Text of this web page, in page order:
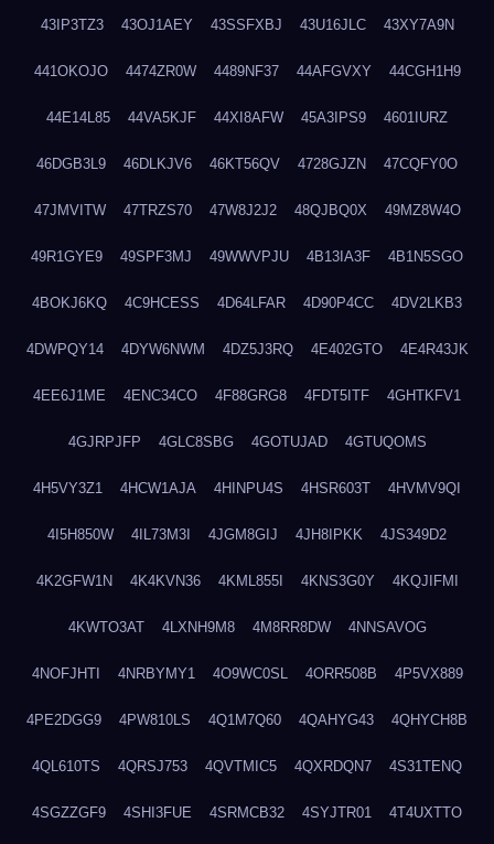
43IP3TZ3 43OJ1AEY 43SSFXBJ 43U16JLC 43XY7A9N
441OKOJO 4474ZR0W 4489NF37 44AFGVXY 44CGH1H9
44E14L85 44VA5KJF 44XI8AFW 45A3IPS9 4601IURZ
46DGB3L9 46DLKJV6 46KT56QV 4728GJZN 47CQFY0O
47JMVITW 47TRZS70 47W8J2J2 48QJBQ0X 49MZ8W4O
49R1GYE9 49SPF3MJ 49WWVPJU 4B13IA3F 4B1N5SGO
4BOKJ6KQ 4C9HCESS 4D64LFAR 4D90P4CC 4DV2LKB3
4DWPQY14 4DYW6NWM 4DZ5J3RQ 4E402GTO 4E4R43JK
4EE6J1ME 4ENC34CO 4F88GRG8 4FDT5ITF 4GHTKFV1
4GJRPJFP 4GLC8SBG 4GOTUJAD 4GTUQOMS
4H5VY3Z1 4HCW1AJA 4HINPU4S 4HSR603T 4HVMV9QI
4I5H850W 4IL73M3I 4JGM8GIJ 4JH8IPKK 4JS349D2
4K2GFW1N 4K4KVN36 4KML855I 4KNS3G0Y 4KQJIFMI
4KWTO3AT 4LXNH9M8 4M8RR8DW 4NNSAVOG
4NOFJHTI 4NRBYMY1 4O9WC0SL 4ORR508B 4P5VX889
4PE2DGG9 4PW810LS 4Q1M7Q60 4QAHYG43 4QHYCH8B
4QL610TS 4QRSJ753 4QVTMIC5 4QXRDQN7 4S31TENQ
4SGZZGF9 4SHI3FUE 4SRMCB32 4SYJTR01 4T4UXTTO